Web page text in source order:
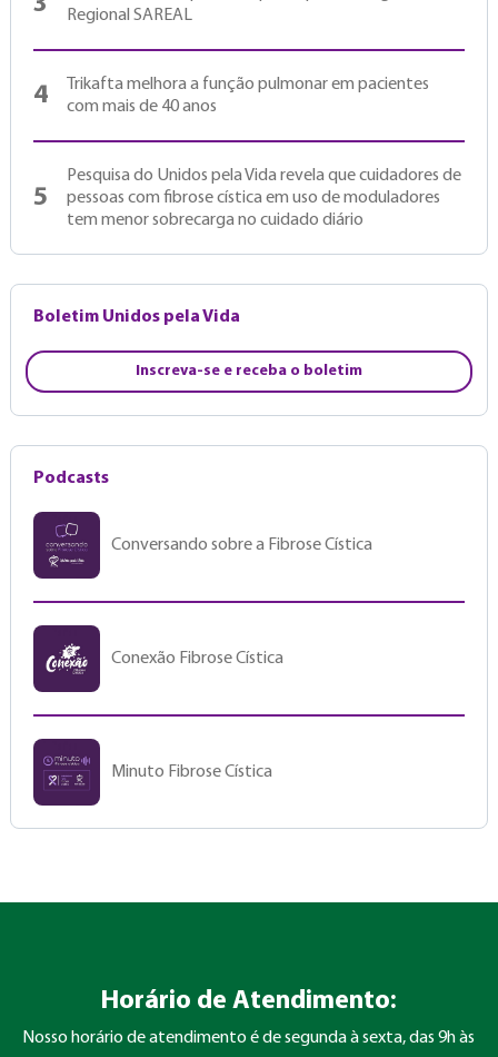
Regional SAREAL
4
Trikafta melhora a função pulmonar em pacientes
com mais de 40 anos
5
Pesquisa do Unidos pela Vida revela que cuidadores de
pessoas com fibrose cística em uso de moduladores
tem menor sobrecarga no cuidado diário
Boletim Unidos pela Vida
Inscreva-se e receba o boletim
Podcasts
Conversando sobre a Fibrose Cística
Conexão Fibrose Cística
Minuto Fibrose Cística
Horário de Atendimento:
Nosso horário de atendimento é de segunda à sexta, das 9h às